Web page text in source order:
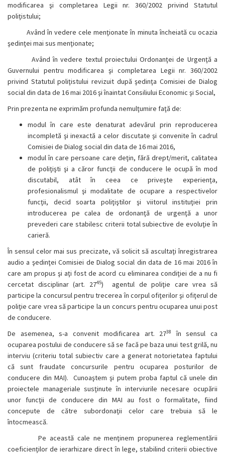
modificarea şi completarea Legii nr. 360/2002 privind Statutul
poliţistului;
Având în vedere cele menţionate în minuta încheiată cu ocazia
şedinţei mai sus menţionate;
Având în vedere textul proiectului Ordonanţei de Urgenţă a
Guvernului pentru modificarea şi completarea Legii nr. 360/2002
privind Statutul poliţistului revizuit după şedinţa Comisiei de Dialog
social din data de 16 mai 2016 şi înaintat Consiliului Economic şi Social,
Prin prezenta ne exprimăm profunda nemulţumire faţă de:
modul în care este denaturat adevărul prin reproducerea
incompletă şi inexactă a celor discutate şi convenite în cadrul
Comisiei de Dialog social din data de 16 mai 2016,
modul în care persoane care deţin, fără drept/merit, calitatea
de poliţişti şi a căror funcţii de conducere le ocupă în mod
discutabil, atât în ceea ce priveşte experienţa,
profesionalismul şi modalitate de ocupare a respectivelor
funcţii, decid soarta poliţiştilor şi viitorul instituţiei prin
introducerea pe calea de ordonanţă de urgenţă a unor
prevederi care stabilesc criterii total subiective de evoluţie în
carieră.
În sensul celor mai sus precizate, vă solicit să ascultaţi înregistrarea
audio a şedinţei Comisiei de Dialog social din data de 16 mai 2016 în
care am propus şi aţi fost de acord cu eliminarea condiţiei de a nu fi
cercetat disciplinar (art. 2745) agentul de poliţie care vrea să
participe la concursul pentru trecerea în corpul ofiţerilor şi ofiţerul de
poliţie care vrea să participe la un concurs pentru ocuparea unui post
de conducere.
De asemenea, s-a convenit modificarea art. 2738
în sensul ca
ocuparea postului de conducere să se facă pe baza unui test grilă, nu
interviu (criteriu total subiectiv care a generat notorietatea faptului
că sunt fraudate concursurile pentru ocuparea posturilor de
conducere din MAI). Cunoaştem şi putem proba faptul că unele din
proiectele manageriale susţinute în interviurile necesare ocupării
unor funcţii de conducere din MAI au fost o formalitate, fiind
concepute de către subordonaţii celor care trebuia să le
întocmească.
Pe această cale ne menţinem propunerea reglementării
coeficienţilor de ierarhizare direct în lege, stabilind criterii obiective